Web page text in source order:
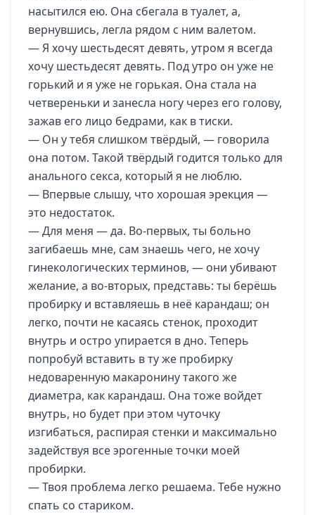
насытился ею. Она сбегала в туалет, а,
вернувшись, легла рядом с ним валетом.
— Я хочу шестьдесят девять, утром я всегда
хочу шестьдесят девять. Под утро он уже не
горький и я уже не горькая. Она стала на
четвереньки и занесла ногу через его голову,
зажав его лицо бедрами, как в тиски.
— Он у тебя слишком твёрдый, — говорила
она потом. Такой твёрдый годится только для
анального секса, который я не люблю.
— Впервые слышу, что хорошая эрекция —
это недостаток.
— Для меня — да. Во-первых, ты больно
загибаешь мне, сам знаешь чего, не хочу
гинекологических терминов, — они убивают
желание, а во-вторых, представь: ты берёшь
пробирку и вставляешь в неё карандаш; он
легко, почти не касаясь стенок, проходит
внутрь и остро упирается в дно. Теперь
попробуй вставить в ту же пробирку
недоваренную макаронину такого же
диаметра, как карандаш. Она тоже войдет
внутрь, но будет при этом чуточку
изгибаться, распирая стенки и максимально
задействуя все эрогенные точки моей
пробирки.
— Твоя проблема легко решаема. Тебе нужно
спать со стариком.